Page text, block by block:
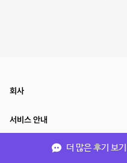
더 많은 후기 보기
회사
서비스 안내